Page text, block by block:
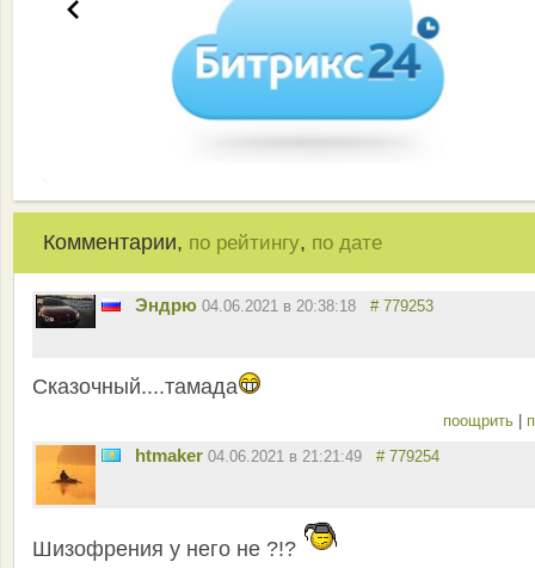
Комментарии, по рейтингу, по дате
Эндрю 04.06.2021 в 20:38:18 # 779253
Сказочный....тамада
поощрить
htmaker 04.06.2021 в 21:21:49 # 779254
Шизофрения у него не ?!?